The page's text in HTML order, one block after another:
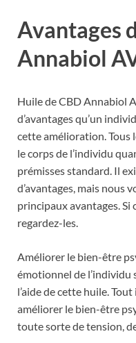
Avantages
Annabiol
Huile de CBD Annabiol
d’avantages qu’un
cette amélioration. Tous
le corps de l’individu
prémisses standard. Il
d’avantages, mais nous
principaux avantages. Si
regardez-les.
Améliorer le bien-être
émotionnel de l’individu
l’aide de cette huile.
améliorer le bien-être
toute sorte de tension,